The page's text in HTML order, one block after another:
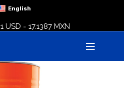
1 USD = 17.1387 MXN
English